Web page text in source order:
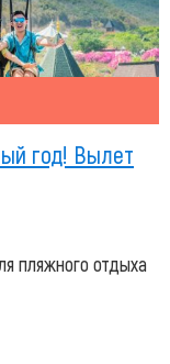
год! Вылет
пляжного отдыха